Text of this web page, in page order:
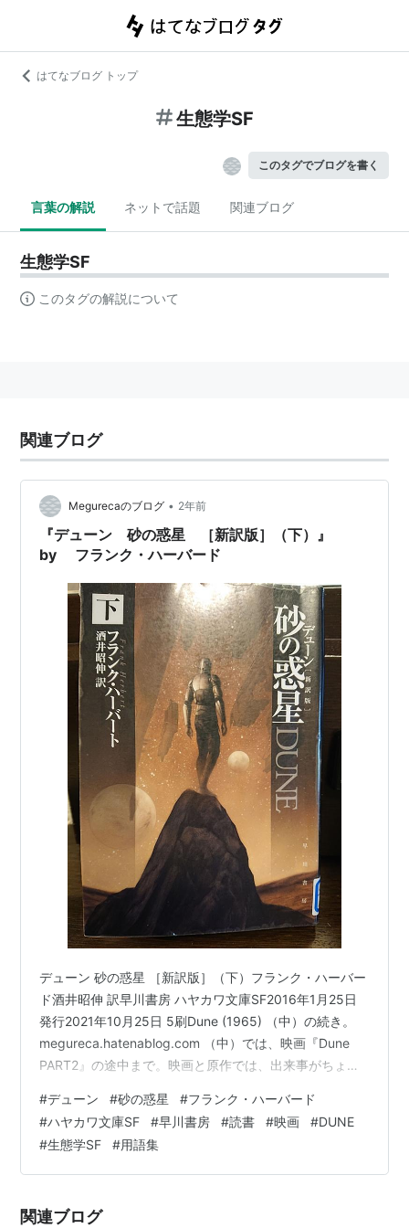
はてなブログ トップ
生態学SF
このタグでブログを書く
言葉の解説 ネットで話題 関連ブログ
生態学SF
このタグの解説について
関連ブログ
Megurecaのブログ • 2年前
『デューン 砂の惑星 ［新訳版］（下）』
by フランク・ハーバード
デューン 砂の惑星 ［新訳版］（下）フランク・ハーバー
ド酒井昭伸 訳早川書房 ハヤカワ文庫SF2016年1月25日
発行2021年10月25日 5刷Dune (1965) （中）の続き。
megureca.hatenablog.com （中）では、映画『Dune
PART2』の途中まで。映画と原作では、出来事がちょっ
～～～ここでENDなわけぇ？！という、終わり方だっ
た。そして、その続きは？？ 裏表紙の説明には、” そし
て、ついに復讐の時が来た。 フレメン の一員と認められ
たポールは、その超常能力から、 預言者ムアディップと
#デューン #砂の惑星 #フランク・ハーバード
#ハヤカワ文庫SF #早川書房 #読書 #映画 #DUNE
#生態学SF #用語集
関連ブログ